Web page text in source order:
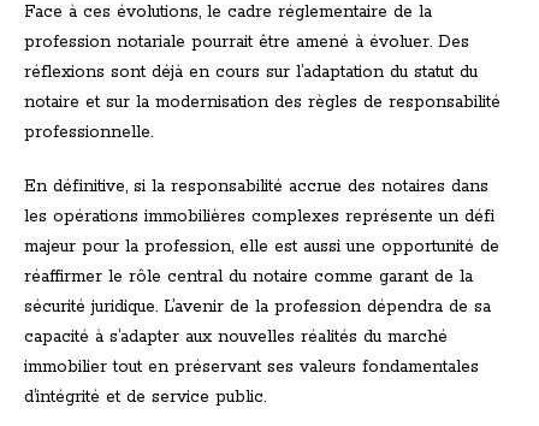
Face à ces évolutions, le cadre réglementaire de la
profession notariale pourrait être amené à évoluer. Des
réflexions sont déjà en cours sur l’adaptation du statut du
notaire et sur la modernisation des règles de responsabilité
professionnelle.
En définitive, si la responsabilité accrue des notaires dans
les opérations immobilières complexes représente un défi
majeur pour la profession, elle est aussi une opportunité de
réaffirmer le rôle central du notaire comme garant de la
sécurité juridique. L’avenir de la profession dépendra de sa
capacité à s’adapter aux nouvelles réalités du marché
immobilier tout en préservant ses valeurs fondamentales
d’intégrité et de service public.